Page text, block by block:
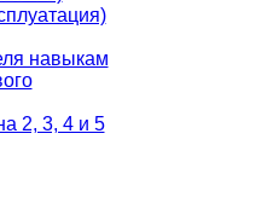
навыкам
2, 3, 4 и 5